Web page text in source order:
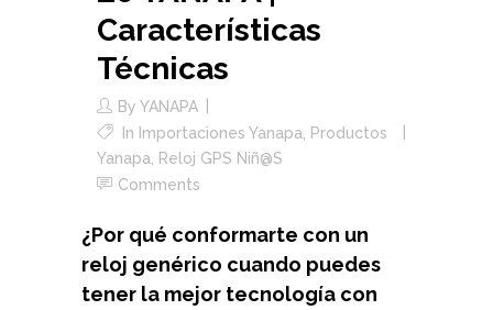
Características
Técnicas
By YANAPA
In Importaciones Yanapa
Productos
Yanapa
Reloj GPS Niñ@s
Comments
¿Por qué conformarte con un
reloj genérico cuando puedes
tener la mejor tecnología con